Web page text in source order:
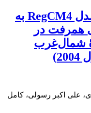
ارزیابی میزان حساسیت مدل RegCM4 به
همرفت در
شمال‌غرب
علی اکبر رسولی، کامل